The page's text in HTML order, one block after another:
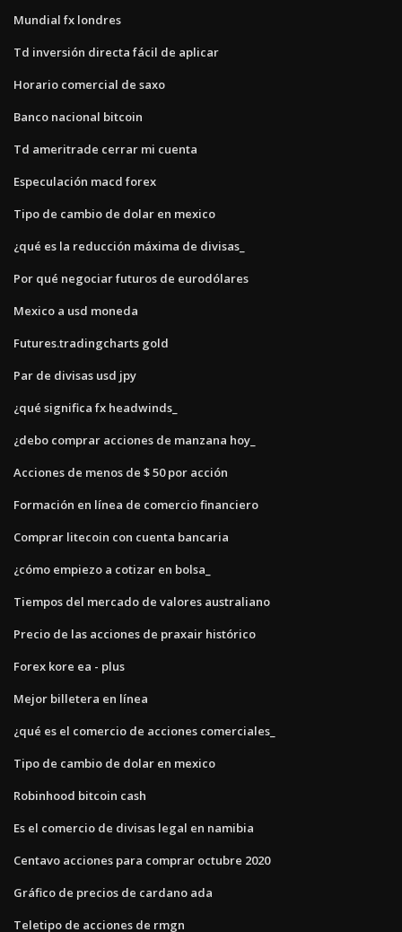
Mundial fx londres
Td inversión directa fácil de aplicar
Horario comercial de saxo
Banco nacional bitcoin
Td ameritrade cerrar mi cuenta
Especulación macd forex
Tipo de cambio de dolar en mexico
¿qué es la reducción máxima de divisas_
Por qué negociar futuros de eurodólares
Mexico a usd moneda
Futures.tradingcharts gold
Par de divisas usd jpy
¿qué significa fx headwinds_
¿debo comprar acciones de manzana hoy_
Acciones de menos de $ 50 por acción
Formación en línea de comercio financiero
Comprar litecoin con cuenta bancaria
¿cómo empiezo a cotizar en bolsa_
Tiempos del mercado de valores australiano
Precio de las acciones de praxair histórico
Forex kore ea - plus
Mejor billetera en línea
¿qué es el comercio de acciones comerciales_
Tipo de cambio de dolar en mexico
Robinhood bitcoin cash
Es el comercio de divisas legal en namibia
Centavo acciones para comprar octubre 2020
Gráfico de precios de cardano ada
Teletipo de acciones de rmgn